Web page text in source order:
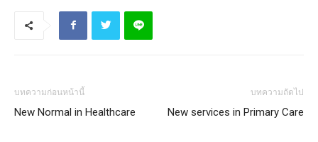
บทความก่อนหน้านี้
New Normal in Healthcare
บทความถัดไป
New services in Primary Care